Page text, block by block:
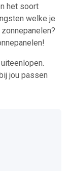
het soort
welke je
jou passen